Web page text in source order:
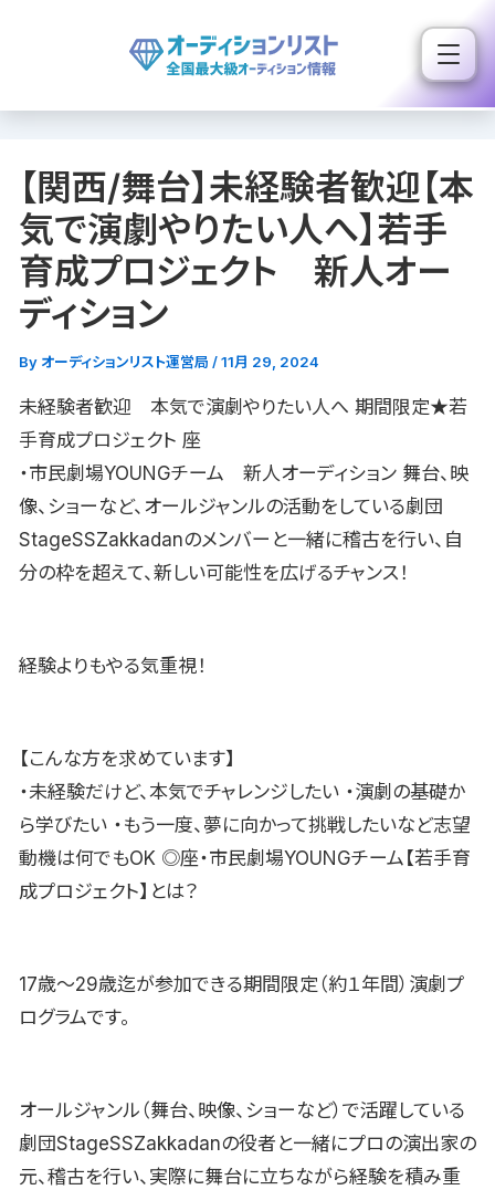
ス
【関西/舞台】未経験者歓迎【本
気で演劇やりたい人へ】若手
育成プロジェクト 新人オー
ディション
By オーディションリスト運営局 /11月 29, 2024
未経験者歓迎 本気で演劇やりたい人へ 期間限定★若
手育成プロジェクト 座
・市民劇場YOUNGチーム 新人オーディション 舞台、映
像、ショーなど、オールジャンルの活動をしている劇団
StageSSZakkadanのメンバーと一緒に稽古を行い、自
分の枠を超えて、新しい可能性を広げるチャンス！
経験よりもやる気重視！
【こんな方を求めています】
・未経験だけど、本気でチャレンジしたい ・演劇の基礎か
ら学びたい ・もう一度、夢に向かって挑戦したいなど志望
動機は何でもOK ◎座・市民劇場YOUNGチーム【若手育
成プロジェクト】とは？
17歳〜29歳迄が参加できる期間限定（約１年間）演劇プ
ログラムです。
オールジャンル（舞台、映像、ショーなど）で活躍している
劇団StageSSZakkadanの役者と一緒にプロの演出家の
元、稽古を行い、実際に舞台に立ちながら経験を積み重